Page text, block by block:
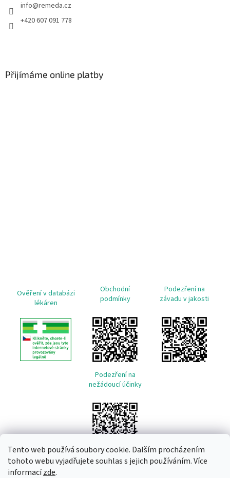
Tento web používá soubory cookie. Dalším procházením
tohoto webu vyjadřujete souhlas s jejich používáním. Více
informacízde.
info@remeda.cz
+420 607 091 778
Přijímáme online platby
Ověření v databázi
lékáren
Obchodní
podmínky
Podezření na
závadu v jakosti
Podezření na
nežádoucí účinky